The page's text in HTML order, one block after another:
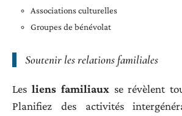
Associations culturelles
Groupes de bénévolat
Soutenir les relations familiales
Les liens familiauxse révèlent
Planifiez des activités